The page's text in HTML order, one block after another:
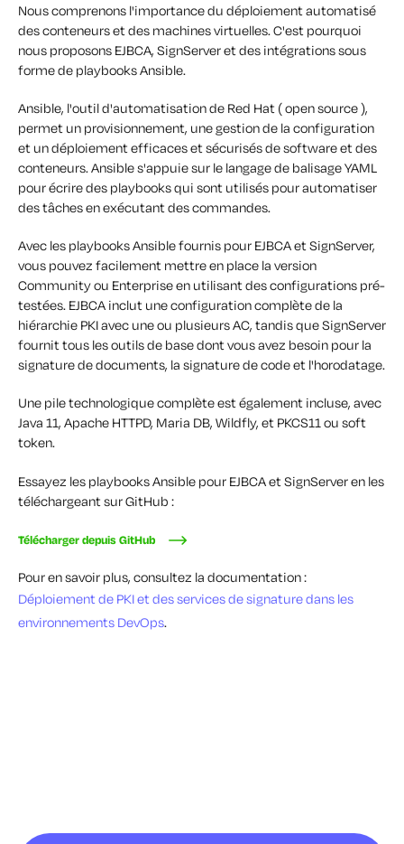
Nous comprenons l'importance du déploiement automatisé
des conteneurs et des machines virtuelles. C'est pourquoi
nous proposons EJBCA, SignServer et des intégrations sous
forme de playbooks Ansible.
Ansible, l'outil d'automatisation de Red Hat ( open source ),
permet un provisionnement, une gestion de la configuration
et un déploiement efficaces et sécurisés de software et des
conteneurs. Ansible s'appuie sur le langage de balisage YAML
pour écrire des playbooks qui sont utilisés pour automatiser
des tâches en exécutant des commandes.
Avec les playbooks Ansible fournis pour EJBCA et SignServer,
vous pouvez facilement mettre en place la version
Community ou Enterprise en utilisant des configurations pré-
testées. EJBCA inclut une configuration complète de la
hiérarchie PKI avec une ou plusieurs AC, tandis que SignServer
fournit tous les outils de base dont vous avez besoin pour la
signature de documents, la signature de code et l'horodatage.
Une pile technologique complète est également incluse, avec
Java 11, Apache HTTPD, Maria DB, Wildfly, et PKCS11 ou soft
token.
Essayez les playbooks Ansible pour EJBCA et SignServer en les
téléchargeant sur GitHub :
Télécharger depuis GitHub
Pour en savoir plus, consultez la documentation :
Déploiement de PKI et des services de signature dans les
environnements DevOps.